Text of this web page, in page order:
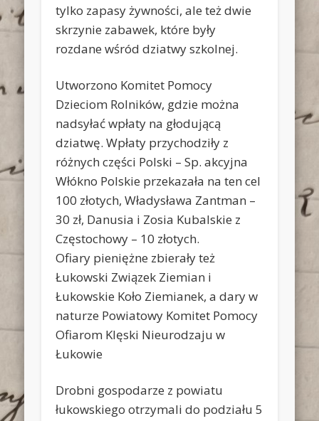
tylko zapasy żywności, ale też dwie
skrzynie zabawek, które były
rozdane wśród dziatwy szkolnej.
Utworzono Komitet Pomocy
Dzieciom Rolników, gdzie można
nadsyłać wpłaty na głodującą
dziatwę. Wpłaty przychodziły z
różnych części Polski – Sp. akcyjna
Włókno Polskie przekazała na ten cel
100 złotych, Władysława Zantman –
30 zł, Danusia i Zosia Kubalskie z
Częstochowy – 10 złotych.
Ofiary pieniężne zbierały też
Łukowski Związek Ziemian i
Łukowskie Koło Ziemianek, a dary w
naturze Powiatowy Komitet Pomocy
Ofiarom Klęski Nieurodzaju w
Łukowie
Drobni gospodarze z powiatu
łukowskiego otrzymali do podziału 5